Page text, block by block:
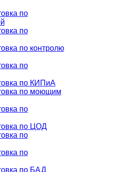
по
по
по контролю
по
по КИПиА
по моющим
по
по ЦОД
по
по
по БАД